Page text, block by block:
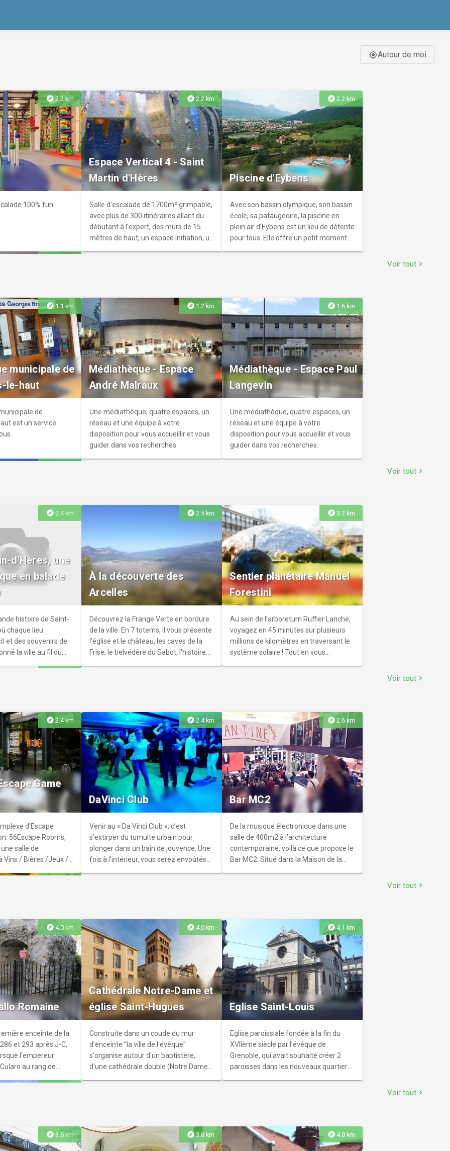
gps_fixedAutour de moi
explore2.2 km
100% fun
explore 2.2 km
Espace Vertical 4 - Saint
Martin d'Hères
Salle d'escalade de 1700m² grimpable,
avec plus de 300 itinéraires allant du
débutant à l'expert, des murs de 15
mètres de haut, un espace initiation, un
explore 2.2 km
Piscine d'Eybens
Avec son bassin olympique, son bassin
école, sa pataugeoire, la piscine en
plein air d’Eybens est un lieu de détente
pour tous. Elle offre un petit moment
des activités
toute la famille ainsi la
c’est
du sport, des loisirs et
mesure : 11m x
profondeur de :
Voir tout chevron_right
explore 1.1 km
municipale de
le-haut
de
est un service
explore 1.2 km
Médiathèque - Espace
André Malraux
Une médiathèque, quatre espaces, un
réseau et une équipe à votre
disposition pour vous accueillir et vous
guider dans vos recherches.
explore 1.6 km
Médiathèque - Espace Paul
Langevin
Une médiathèque, quatre espaces, un
réseau et une équipe à votre
disposition pour vous accueillir et vous
guider dans vos recherches.
Odyssée
publics, de pratiques,
et de diffusion,
de la ville.
Voir tout chevron_right
explore 2.4 km
d'Hères, une
en balade
histoire de Saint-
chaque lieu
et des souvenirs de
la ville au fil du
explore 2.5 km
À la découverte des
Arcelles
Découvrez la Frange Verte en bordure
de la ville. En 7 totems, il vous présente
l'église et le château, les caves de la
Frise, le belvédère du Sabot, l'histoire
explore 3.2 km
Sentier planétaire Manuel
Forestini
Au sein de l'arboretum Ruffier Lanche,
voyagez en 45 minutes sur plusieurs
millions de kilomètres en traversant le
système solaire ! Tout en vous
ans
balade
se cache une
promenade,
à travers les sites
racontent l’histoire
des âges.
Voir tout chevron_right
explore 2.4 km
Game
d’Escape
56Escape Rooms,
salle de
Vins / Bières /Jeux /
explore 2.4 km
DaVinci Club
Venir au « Da Vinci Club », c’est
s’extirper du tumulte urbain pour
plonger dans un bain de jouvence. Une
fois à l'intérieur, vous serez envoûtés
explore 2.6 km
Bar MC2
De la musique électronique dans une
salle de 400m2 à l’architecture
contemporaine, voilà ce que propose le
Bar MC2. Situé dans la Maison de la
Pub
à Grenoble :
grand écran.
Voir tout chevron_right
explore4.0 km
Romaine
enceinte de la
et 293 après J-C,
l'empereur
au rang de
explore 4.0 km
Cathédrale Notre-Dame et
église Saint-Hugues
Construite dans un coude du mur
d'enceinte "la ville de l'évêque"
s'organise autour d'un baptistère,
d'une cathédrale double (Notre Dame
explore4.1 km
Eglise Saint-Louis
Eglise paroissiale fondée à la fin du
XVIIème siècle par l'évêque de
Grenoble, qui avait souhaité créer 2
paroisses dans les nouveaux quartiers :
Voir tout chevron_right
explore 3.6 km explore3.8 km explore 4.0 km